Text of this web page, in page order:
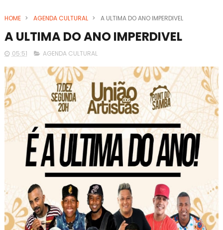
HOME > AGENDA CULTURAL > A ULTIMA DO ANO IMPERDIVEL
A ULTIMA DO ANO IMPERDIVEL
05:51 AGENDA CULTURAL